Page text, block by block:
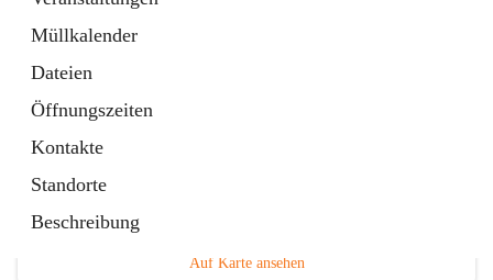
Müllkalender
Dateien
Öffnungszeiten
Kontakte
Standorte
Beschreibung
Auf Karte ansehen